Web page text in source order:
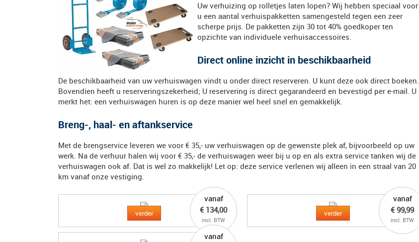
Uw verhuizing op rolletjes laten lopen? Wij hebben speciaal voor
u een aantal verhuispakketten samengesteld tegen een zeer
scherpe prijs. De pakketten zijn 30 tot 40% goedkoper ten
opzichte van individuele verhuisaccessoires.
Direct online inzicht in beschikbaarheid
De beschikbaarheid van uw verhuiswagen vindt u onder direct reserveren. U kunt deze ook direct boeken.
Bovendien heeft u reserveringszekerheid; U reservering is direct gegarandeerd en bevestigd per e-mail. U
merkt het: een verhuiswagen huren is op deze manier wel heel snel en gemakkelijk.
Breng-, haal- en aftankservice
Met de brengservice leveren we voor € 35,- uw verhuiswagen op de gewenste plek af, bijvoorbeeld op uw
werk. Na de verhuur halen wij voor € 35,- de verhuiswagen weer bij u op en als extra service tanken wij de
verhuiswagen ook af. Dat is wel zo makkelijk! Let op: deze service verlenen wij alleen in een straal van 20
km vanaf onze vestiging.
vanaf
€ 134,00
incl. BTW
verder
vanaf
€ 99,99
incl. BTW
verder
vanaf